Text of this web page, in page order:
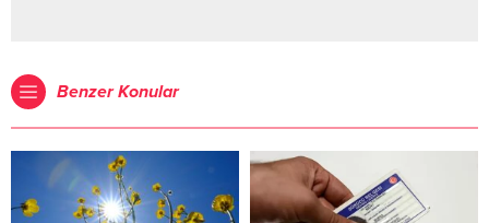
Benzer Konular